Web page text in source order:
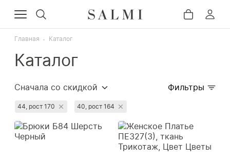
Главная Каталог
Каталог
Сначала со скидкой
Сначала популярные
Сначала дешёвые
Фильтры
44, рост 170 40, рост 164